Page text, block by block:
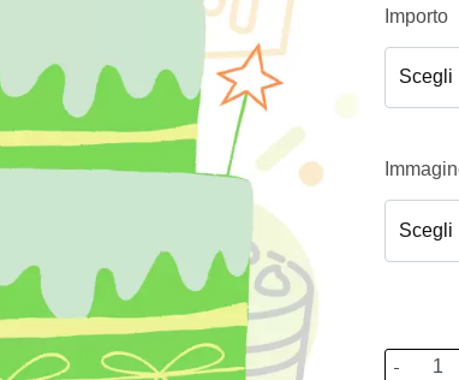
Importo
-